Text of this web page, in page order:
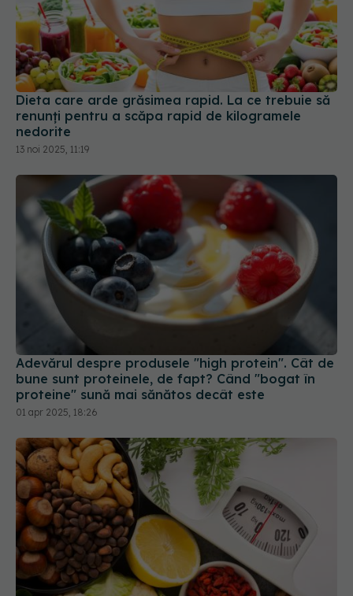
Dieta care arde grăsimea rapid. La ce trebuie să
renunți pentru a scăpa rapid de kilogramele
nedorite
13 noi 2025, 11:19
Adevărul despre produsele "high protein". Cât de
bune sunt proteinele, de fapt? Când "bogat în
proteine" sună mai sănătos decât este
01 apr 2025, 18:26